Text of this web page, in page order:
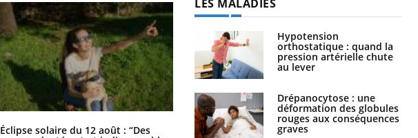
Éclipse solaire du 12 août : “Des Les troubles du sommeil modifient
LES MALADIES
Hypotension
orthostatique : quand la
pression artérielle chute
au lever
Drépanocytose : une
déformation des globules
rouges aux conséquences
graves